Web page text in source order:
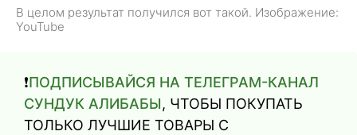
В целом результат получился вот такой. Изображение:
YouTube
❗️ПОДПИСЫВАЙСЯ НА ТЕЛЕГРАМ-КАНАЛ
СУНДУК АЛИБАБЫ, ЧТОБЫ ПОКУПАТЬ
ТОЛЬКО ЛУЧШИЕ ТОВАРЫ С